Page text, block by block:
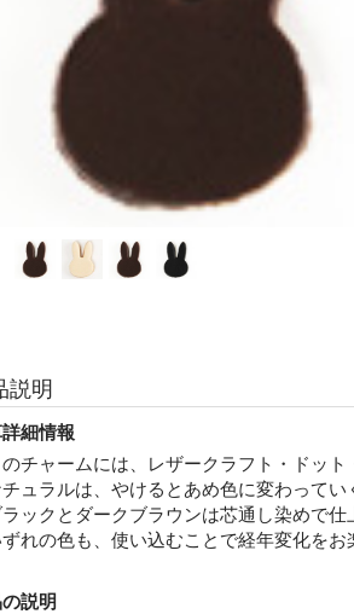
説明
細情報
のチャームには、レザークラフト・ドッ
ュラルは、やけるとあめ色に変わってい
ックとダークブラウンは芯通し染めで仕
れの色も、使い込むことで経年変化をお
説明